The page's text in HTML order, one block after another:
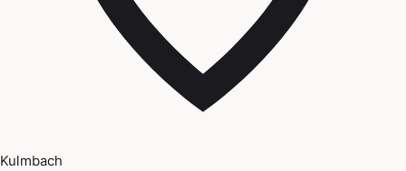
Kulmbach